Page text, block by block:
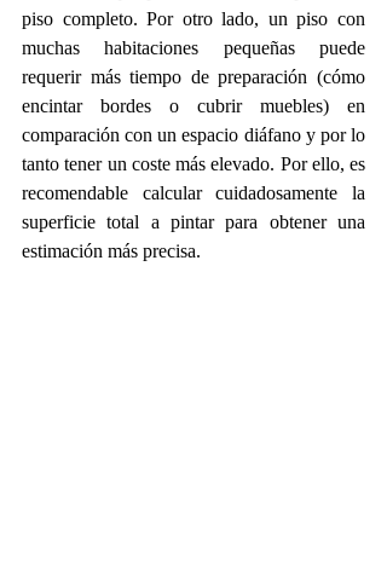
piso completo. Por otro lado, un piso con
muchas habitaciones pequeñas puede
requerir más tiempo de preparación (cómo
encintar bordes o cubrir muebles) en
comparación con un espacio diáfano y por lo
tanto tener un coste más elevado. Por ello, es
recomendable calcular cuidadosamente la
superficie total a pintar para obtener una
estimación más precisa.